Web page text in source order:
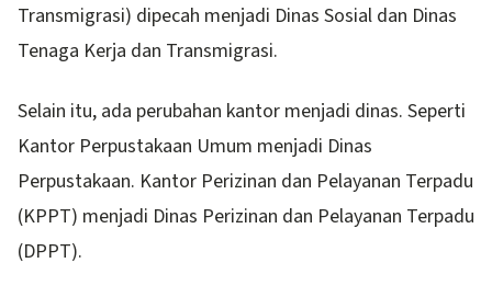
Transmigrasi) dipecah menjadi Dinas Sosial dan Dinas
Tenaga Kerja dan Transmigrasi.
Selain itu, ada perubahan kantor menjadi dinas. Seperti
Kantor Perpustakaan Umum menjadi Dinas
Perpustakaan. Kantor Perizinan dan Pelayanan Terpadu
(KPPT) menjadi Dinas Perizinan dan Pelayanan Terpadu
(DPPT).